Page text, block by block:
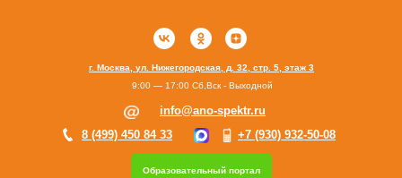
Образовательный портал
г. Москва, ул. Нижегородская, д. 32, стр. 5, этаж 3
+7 (930) 932-50-08
8 (499) 450 84 33
info@ano-spektr.ru
9:00 — 17:00 Сб,Вск - Выходной